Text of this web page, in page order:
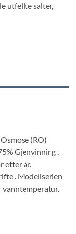
utfellte salter,
(RO)
Gjenvinning .
etter år.
. Modellserien
vanntemperatur.